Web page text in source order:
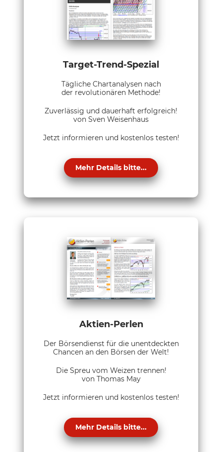
Target-Trend-Spezial
Tägliche Chartanalysen nach
der revolutionären Methode!
Zuverlässig und dauerhaft erfolgreich!
von Sven Weisenhaus
Jetzt informieren und kostenlos testen!
Mehr Details bitte...
Aktien-Perlen
Der Börsendienst für die unentdeckten
Chancen an den Börsen der Welt!
Die Spreu vom Weizen trennen!
von Thomas May
Jetzt informieren und kostenlos testen!
Mehr Details bitte...